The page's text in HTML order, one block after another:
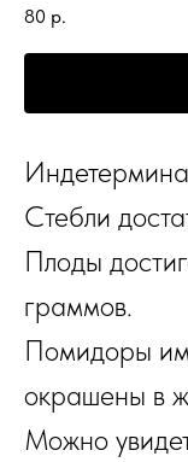
80 р.
Стебли
Плоды
граммов.
Помидоры
окрашены в
Можно